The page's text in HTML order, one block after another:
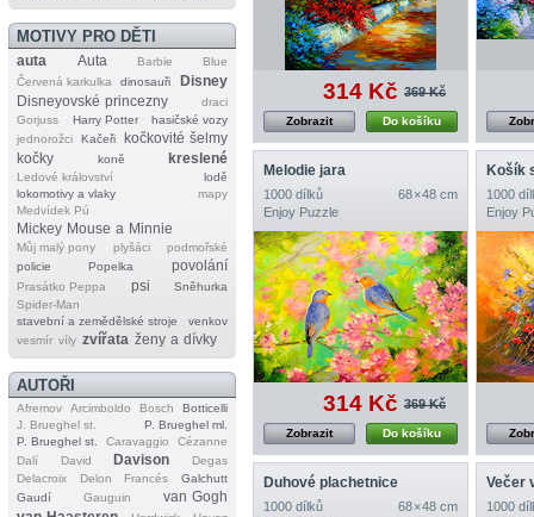
MOTIVY PRO DĚTI
auta Auta Barbie
Blue
Červená karkulka
dinosauři
Disney
Disneyovské princezny
draci
Gorjuss
Harry Potter
hasičské vozy
jednorožci
Kačeři
kočkovité šelmy
kočky
koně kreslené
Ledové království
lodě
lokomotivy a vlaky
mapy
Medvídek Pú
Mickey Mouse a Minnie
Můj malý pony plyšáci
podmořské
policie
Popelka povolání
Prasátko Peppa psi
Sněhurka
Spider‐Man
stavební a zemědělské stroje
venkov
vesmír víly zvířata ženy a dívky
AUTOŘI
Afremov Arcimboldo Bosch
Botticelli
J. Brueghel st.
P. Brueghel ml.
P. Brueghel st.
Caravaggio
Cézanne
Dalí
David Davison
Degas
Delacroix
Delon Francés
Galchutt
Gaudí
Gauguin
van Gogh
314 Kč 369 Kč
Do košíku
Zobrazit
Melodie jara
1000 dílků
68 × 48 cm
Enjoy Puzzle
314 Kč 369 Kč
Do košíku
Zobrazit
Košík
1000
Enjoy
Duhové plachetnice
1000 dílků
68 × 48 cm
Večer
1000